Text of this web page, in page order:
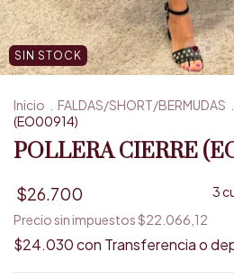
SIN STOCK
Inicio FALDAS/SHORT/BERMUDAS
(EO00914)
POLLERA CIERRE
$26.700 3
Precio sin impuestos$22.066,12
$24.030con Transferencia o